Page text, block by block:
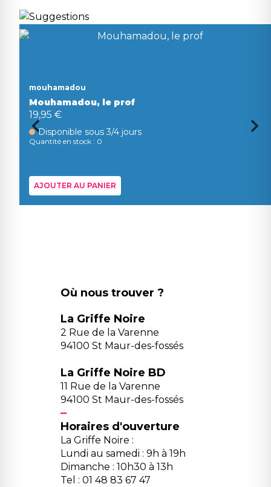
mouhamadou
Mouhamadou, le prof
19,95 €
Disponible sous 3/4 jours
Quantité en stock : 0
AJOUTER AU PANIER
Où nous trouver ?
La Griffe Noire
2 Rue de la Varenne
94100 St Maur-des-fossés
La Griffe Noire BD
11 Rue de la Varenne
94100 St Maur-des-fossés
Horaires d'ouverture
La Griffe Noire :
Lundi au samedi : 9h à 19h
Dimanche : 10h30 à 13h
Tel : 01 48 83 67 47